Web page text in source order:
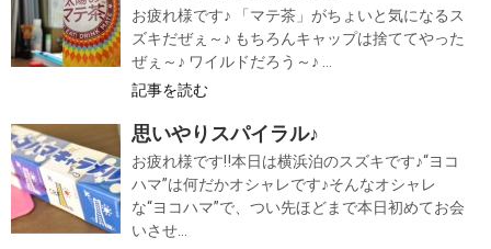
お疲れ様です♪ 「マテ茶」がちょいと気になるス
ズキだぜぇ～♪ もちろんキャップは捨ててやった
ぜぇ～♪ ワイルドだろう～♪ ...
記事を読む
思いやりスパイラル♪
お疲れ様です‼本日は横浜泊のスズキです♪“ヨコ
ハマ”は何だかオシャレです♪そんなオシャレ
な“ヨコハマ”で、つい先ほどまで本日初めてお会
いさせ...